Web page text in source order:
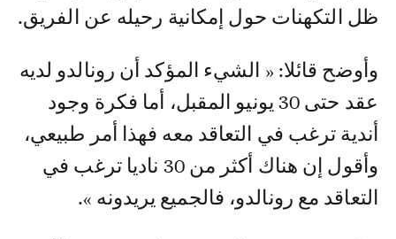
ظل التكهنات حول إمكانية رحيله عن الفريق.
وأوضح قائلا: « الشيء المؤكد أن رونالدو لديه
عقد حتى 30 يونيو المقبل، أما فكرة وجود
أندية ترغب في التعاقد معه فهذا أمر طبيعي،
وأقول إن هناك أكثر من 30 ناديا ترغب في
التعاقد مع رونالدو، فالجميع يريدونه ».